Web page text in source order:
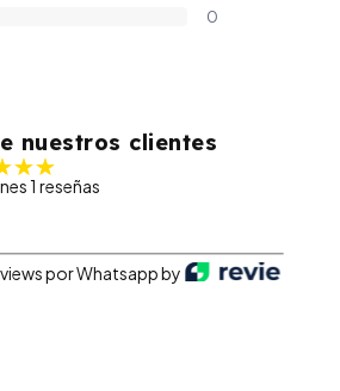
0
nuestros clientes
1 reseñas
por Whatsapp by